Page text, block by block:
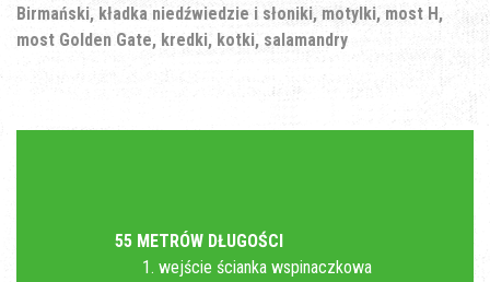
Birmański, kładka niedźwiedzie i słoniki, motylki, most H,
most Golden Gate, kredki, kotki, salamandry
55 METRÓW DŁUGOŚCI
wejście ścianka wspinaczkowa